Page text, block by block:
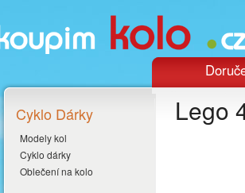
Cyklo Dárky
Modely kol
Cyklo dárky
Oblečení na kolo
Lego